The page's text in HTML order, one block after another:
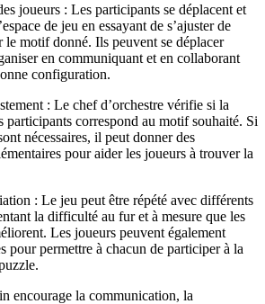
joueurs : Les participants se déplacent et
de jeu en essayant de s’ajuster de
le motif donné. Ils peuvent se déplacer
en communiquant et en collaborant
configuration.
: Le chef d’orchestre vérifie si la
participants correspond au motif souhaité. Si
nécessaires, il peut donner des
pour aider les joueurs à trouver la
: Le jeu peut être répété avec différents
la difficulté au fur et à mesure que les
Les joueurs peuvent également
pour permettre à chacun de participer à la
encourage la communication, la